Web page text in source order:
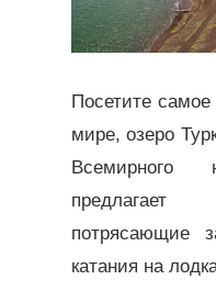
Посетите
мире, озеро
предлагает
потрясающие
катания на